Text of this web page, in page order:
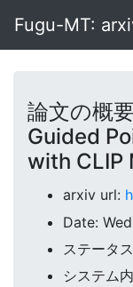
Fugu-MT:
論文の概
Guided
with CLIP
arxiv url:
Date:
ステータ
システム